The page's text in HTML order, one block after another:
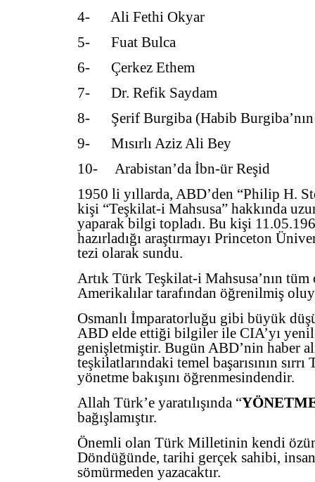
4- Ali Fethi Okyar
5- Fuat Bulca
6- Çerkez Ethem
7- Dr. Refik Saydam
8- Şerif Burgiba (Habib Burgiba’nın
9- Mısırlı Aziz Ali Bey
10- Arabistan’da İbn-ür Reşid
1950 li yıllarda, ABD’den “Philip H.
kişi “Teşkilat-i Mahsusa” hakkında
yaparak bilgi topladı. Bu kişi
hazırladığı araştırmayı Princeton
tezi olarak sundu.
Artık Türk Teşkilat-i Mahsusa’nın tüm
Amerikalılar tarafından öğrenilmiş
Osmanlı İmparatorluğu gibi büyük
ABD elde ettiği bilgiler ile CIA’yı
genişletmiştir. Bugün ABD’nin haber
teşkilatlarındaki temel başarısının
yönetme bakışını öğrenmesindendir.
Allah Türk’e yaratılışında “
bağışlamıştır.
Önemli olan Türk Milletinin kendi
Döndüğünde, tarihi gerçek sahibi, insan
sömürmeden yazacaktır.